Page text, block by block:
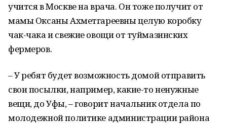
учится в Москве на врача. Он тоже получит от
мамы Оксаны Ахметгареевны целую коробку
чак-чака и свежие овощи от туймазинских
фермеров.
– У ребят будет возможность домой отправить
свои посылки, например, какие-то ненужные
вещи, до Уфы, – говорит начальник отдела по
молодежной политике администрации района